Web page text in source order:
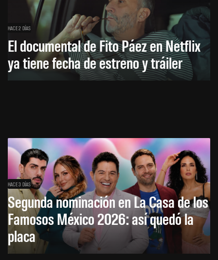
HACE 2 DÍAS
El documental de Fito Páez en Netflix
ya tiene fecha de estreno y tráiler
HACE 3 DÍAS
Segunda nominación en La Casa de los
Famosos México 2026: así quedó la
placa